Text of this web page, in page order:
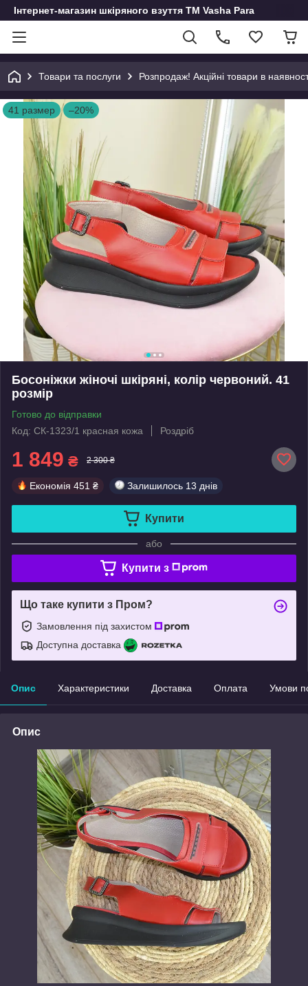
Інтернет-магазин шкіряного взуття ТМ Vasha Para
Товари та послуги Розпродаж! Акційні товари в
41 размер –20%
Босоніжки жіночі шкіряні, колір червоний. 41
розмір
Готово до відправки
Код: СК-1323/1 красная кожа
Роздріб
1 849 ₴ 2 300 ₴
Економія 451 ₴ Залишилось 13 днів
Купити
або
Купити з
Що таке купити з Пром?
Замовлення під захистом
Доступна доставка
Опис Характеристики Доставка Оплата Умови
Опис